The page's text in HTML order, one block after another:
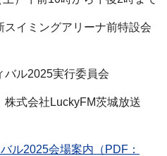
イミングアリーナ前特設会
ル2025実行委員会
式会社LuckyFM茨城放送
ル2025会場案内（PDF：